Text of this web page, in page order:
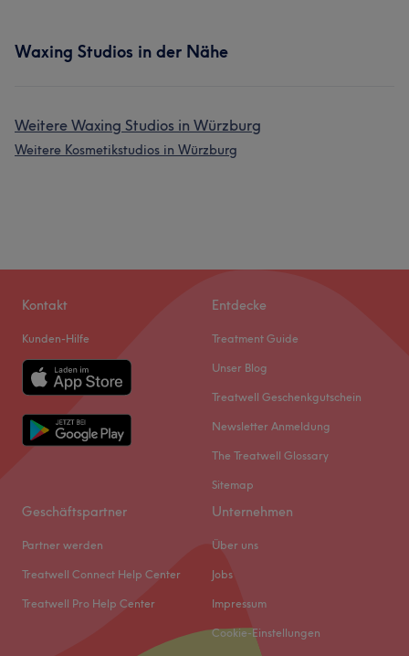
Waxing Studios in der Nähe
Weitere Waxing Studios in Würzburg
Weitere Kosmetikstudios in Würzburg
Kontakt
Kunden-Hilfe
Entdecke
Treatment Guide
Unser Blog
Treatwell Geschenkgutschein
Newsletter Anmeldung
The Treatwell Glossary
Sitemap
Geschäftspartner
Partner werden
Treatwell Connect Help Center
Treatwell Pro Help Center
Unternehmen
Über uns
Jobs
Impressum
Cookie-Einstellungen